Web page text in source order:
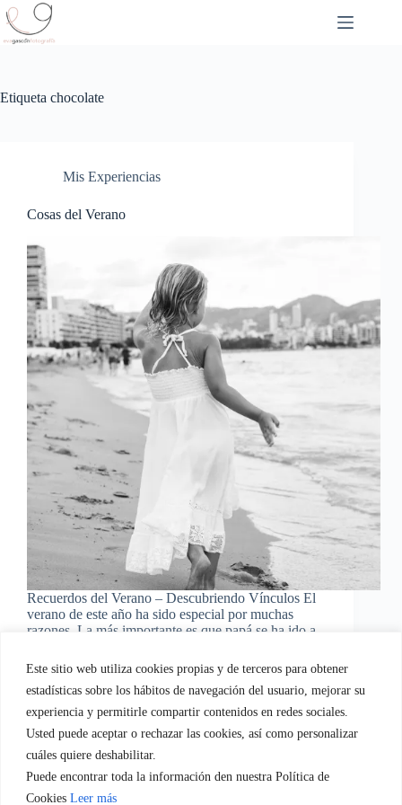
Este sitio web utiliza cookies propias y de terceros para obtener
estadísticas sobre los hábitos de navegación del usuario, mejorar su
experiencia y permitirle compartir contenidos en redes sociales.
Usted puede aceptar o rechazar las cookies, así como personalizar
cuáles quiere deshabilitar.
Puede encontrar toda la información den nuestra Política de
Cookies Leer más
Saltar
al
contenido
Etiqueta chocolate
Mis Experiencias
Cosas del Verano
Recuerdos del Verano – Descubriendo Vínculos El
verano de este año ha sido especial por muchas
razones. La más importante es que papá se ha ido a
nos ha llevado…
03/09/2015
5 comentarios
Quien soy Servicios empresa.
Servicios Familia
Blog
Regala-te Fotografia